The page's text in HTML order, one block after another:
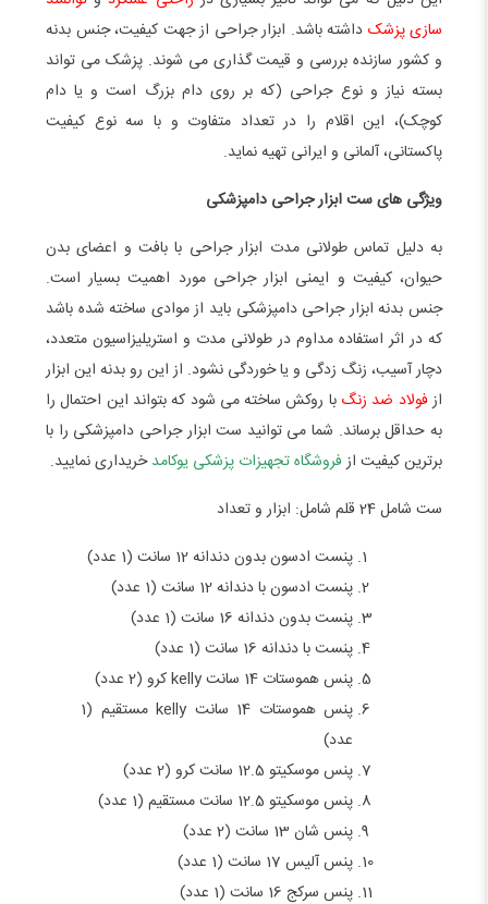
سازی پزشک داشته باشد. ابزار جراحی از جهت کیفیت، جنس بدنه
و کشور سازنده بررسی و قیمت گذاری می شوند. پزشک می تواند
بسته نیاز و نوع جراحی (که بر روی دام بزرگ است و یا دام
کوچک)، این اقلام را در تعداد متفاوت و با سه نوع کیفیت
پاکستانی، آلمانی و ایرانی تهیه نماید.
ویژگی های ست ابزار جراحی دامپزشکی
به دلیل تماس طولانی مدت ابزار جراحی با بافت و اعضای بدن
حیوان، کیفیت و ایمنی ابزار جراحی مورد اهمیت بسیار است.
جنس بدنه ابزار جراحی دامپزشکی باید از موادی ساخته شده باشد
که در اثر استفاده مداوم در طولانی مدت و استریلیزاسیون متعدد،
دچار آسیب، زنگ زدگی و یا خوردگی نشود. از این رو بدنه این ابزار
از فولاد ضد زنگ با روکش ساخته می شود که بتواند این احتمال را
به حداقل برساند. شما می توانید ست ابزار جراحی دامپزشکی را با
برترین کیفیت از فروشگاه تجهیزات پزشکی یوکامدخریداری نمایید.
ست شامل 24 قلم شامل: ابزار و تعداد
پنست ادسون بدون دندانه 12 سانت (1 عدد)
پنست ادسون با دندانه 12 سانت (1 عدد)
پنست بدون دندانه 16 سانت (1 عدد)
پنست با دندانه 16 سانت (1 عدد)
پنس هموستات 14 سانت kelly کرو (2 عدد)
پنس هموستات 14 سانت kelly مستقیم (1
عدد)
پنس موسکیتو 12.5 سانت کرو (2 عدد)
پنس موسکیتو 12.5 سانت مستقیم (1 عدد)
پنس شان 13 سانت (2 عدد)
پنس آلیس 17 سانت (1 عدد)
پنس سرکج 16 سانت (1 عدد)